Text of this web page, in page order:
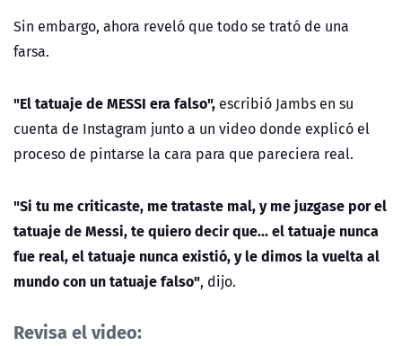
Sin embargo, ahora reveló que todo se trató de una
farsa.
"El tatuaje de MESSI era falso", escribió Jambs en su
cuenta de Instagram junto a un video donde explicó el
proceso de pintarse la cara para que pareciera real.
"Si tu me criticaste, me trataste mal, y me juzgase por el
tatuaje de Messi, te quiero decir que... el tatuaje nunca
fue real, el tatuaje nunca existió, y le dimos la vuelta al
mundo con un tatuaje falso", dijo.
Revisa el video: